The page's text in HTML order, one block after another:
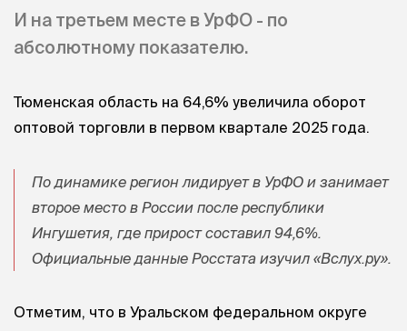
И на третьем месте в УрФО - по
абсолютному показателю.
Тюменская область на 64,6% увеличила оборот
оптовой торговли в первом квартале 2025 года.
По динамике регион лидирует в УрФО и занимает
второе место в России после республики
Ингушетия, где прирост составил 94,6%.
Официальные данные Росстата изучил «Вслух.ру».
Отметим, что в Уральском федеральном округе